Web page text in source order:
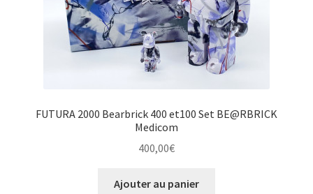
FUTURA 2000 Bearbrick 400 et100 Set BE@RBRICK
Medicom
400,00€
Ajouter au panier